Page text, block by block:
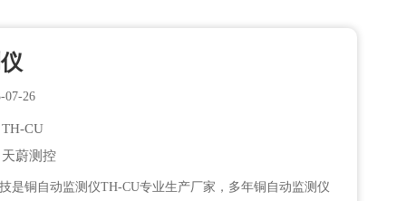
07-26
CU
蔚测控
是铜自动监测仪TH-CU专业生产厂家，多年铜自动监测仪